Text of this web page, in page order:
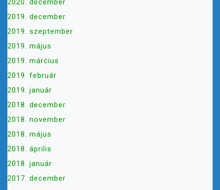
2020. december
2019. december
2019. szeptember
2019. május
2019. március
2019. február
2019. január
2018. december
2018. november
2018. május
2018. április
2018. január
2017. december